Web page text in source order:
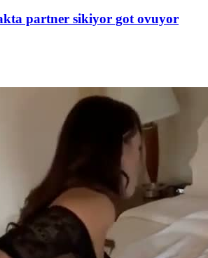
partner sikiyor got ovuyor